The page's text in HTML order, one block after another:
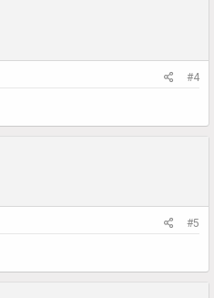
#4
#5